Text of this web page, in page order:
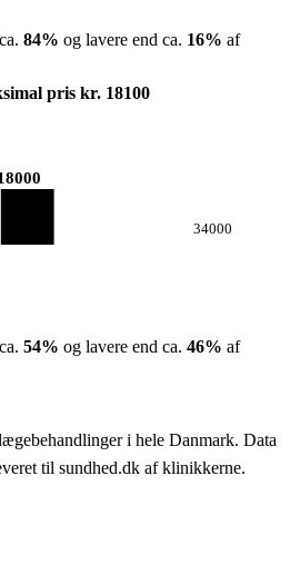
84% og lavere end ca. 16% af
pris kr. 18100
34000
54% og lavere end ca. 46% af
i hele Danmark. Data
til sundhed.dk af klinikkerne.